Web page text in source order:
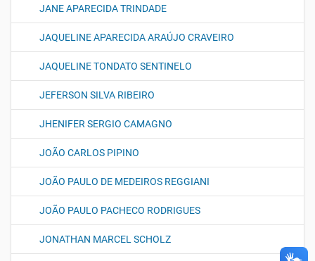
JANE APARECIDA TRINDADE
JAQUELINE APARECIDA ARAÚJO CRAVEIRO
JAQUELINE TONDATO SENTINELO
JEFERSON SILVA RIBEIRO
JHENIFER SERGIO CAMAGNO
JOÃO CARLOS PIPINO
JOÃO PAULO DE MEDEIROS REGGIANI
JOÃO PAULO PACHECO RODRIGUES
JONATHAN MARCEL SCHOLZ